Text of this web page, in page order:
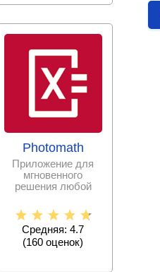
Photomath
Приложение для
мгновенного
решения любой
задачи с
пошаговыми
Средняя: 4.7
(160 оценок)